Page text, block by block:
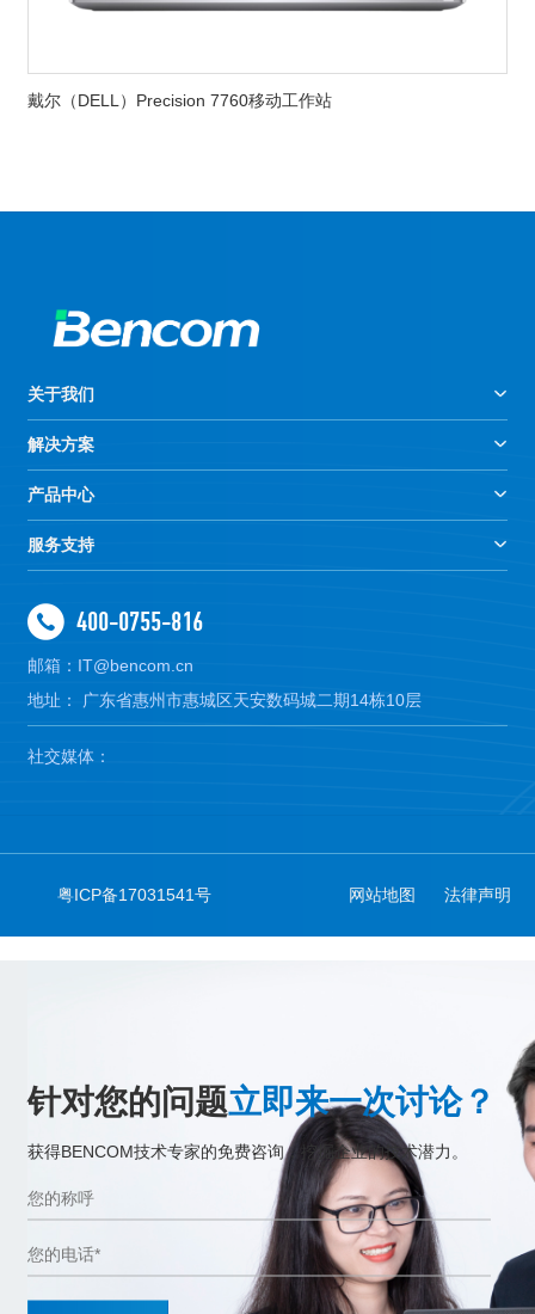
戴尔（DELL）Precision 7760移动工作站
关于我们
解决方案
产品中心
服务支持
400-0755-816
邮箱：IT@bencom.cn
地址： 广东省惠州市惠城区天安数码城二期14栋10层
社交媒体：
粤ICP备17031541号 网站地图 法律声明
针对您的问题立即来一次讨论？
获得BENCOM技术专家的免费咨询，挖掘企业的技术潜力。